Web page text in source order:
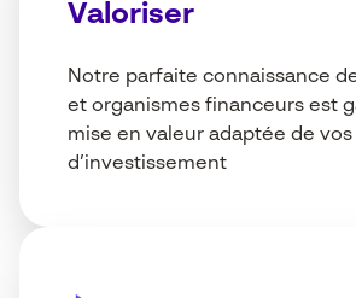
Valoriser
Notre parfaite connaissance
et organismes financeurs est
mise en valeur adaptée de
d’investissement